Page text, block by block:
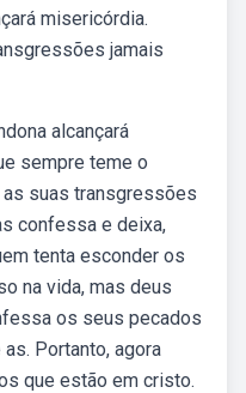
misericórdia.
jamais
alcançará
sempre teme o
as suas transgressões
confessa e deixa,
tenta esconder os
na vida, mas deus
os seus pecados
Portanto, agora
que estão em cristo.